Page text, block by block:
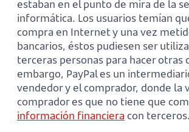
estaban en el punto de mira de la
informática. Los usuarios temían
compra en Internet y una vez
bancarios, éstos pudiesen ser
terceras personas para hacer otras
embargo, PayPal es un
vendedor y el comprador, donde la
comprador es que no tiene que
información financiera con terceros.